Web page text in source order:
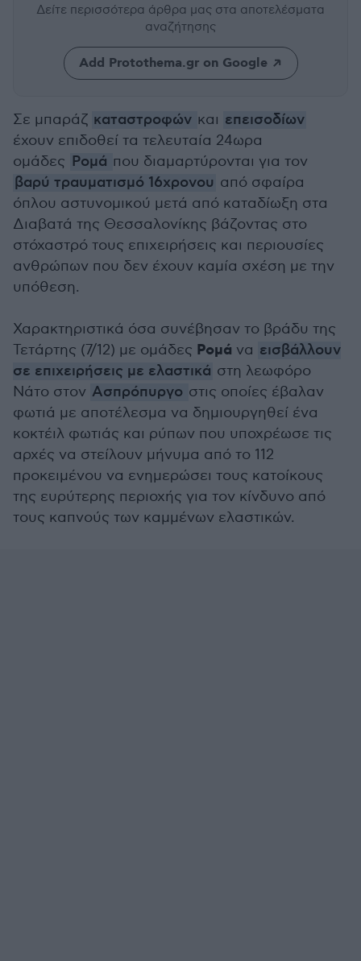
Δείτε περισσότερα άρθρα μας στα αποτελέσματα
αναζήτησης
Add Protothema.gr on Google
Σε μπαράζ καταστροφών και επεισοδίων
έχουν επιδοθεί τα τελευταία 24ωρα
ομάδες Ρομά που διαμαρτύρονται για τον
βαρύ τραυματισμό 16χρονου από σφαίρα
όπλου αστυνομικού μετά από καταδίωξη στα
Διαβατά της Θεσσαλονίκης βάζοντας στο
στόχαστρό τους επιχειρήσεις και περιουσίες
ανθρώπων που δεν έχουν καμία σχέση με την
υπόθεση.
Χαρακτηριστικά όσα συνέβησαν το βράδυ της
Τετάρτης (7/12) με ομάδες Ρομά να εισβάλλουν
σε επιχειρήσεις με ελαστικά στη λεωφόρο
Νάτο στον Ασπρόπυργο στις οποίες έβαλαν
φωτιά με αποτέλεσμα να δημιουργηθεί ένα
κοκτέιλ φωτιάς και ρύπων που υποχρέωσε τις
αρχές να στείλουν μήνυμα από το 112
προκειμένου να ενημερώσει τους κατοίκους
της ευρύτερης περιοχής για τον κίνδυνο από
τους καπνούς των καμμένων ελαστικών.